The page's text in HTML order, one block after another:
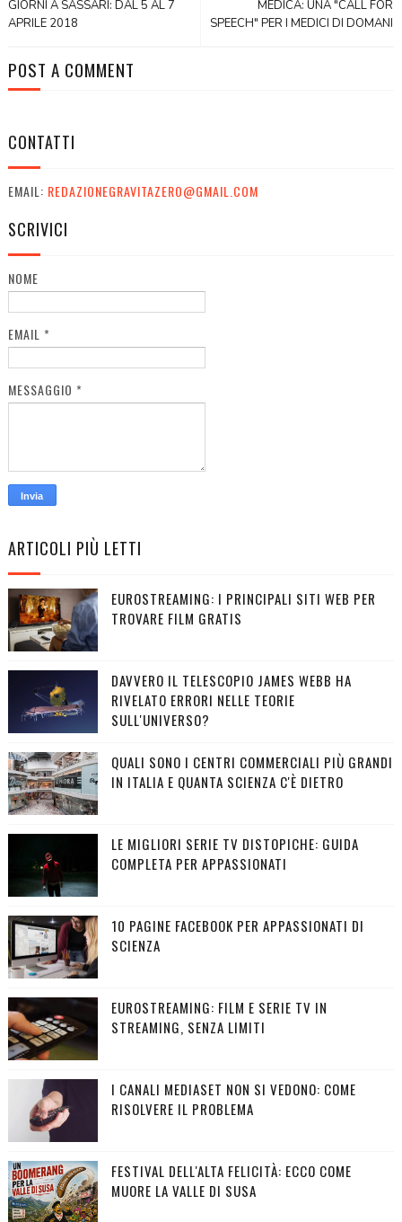
MEDICA: UNA "CALL FOR
SPEECH" PER I MEDICI DI DOMANI
GIORNI A SASSARI: DAL 5 AL 7
APRILE 2018
POST A COMMENT
CONTATTI
EMAIL: REDAZIONEGRAVITAZERO@GMAIL.COM
SCRIVICI
NOME
EMAIL *
MESSAGGIO *
ARTICOLI PIÙ LETTI
EUROSTREAMING: I PRINCIPALI SITI WEB PER
TROVARE FILM GRATIS
DAVVERO IL TELESCOPIO JAMES WEBB HA
RIVELATO ERRORI NELLE TEORIE
SULL'UNIVERSO?
QUALI SONO I CENTRI COMMERCIALI PIÙ GRANDI
IN ITALIA E QUANTA SCIENZA C'È DIETRO
LE MIGLIORI SERIE TV DISTOPICHE: GUIDA
COMPLETA PER APPASSIONATI
10 PAGINE FACEBOOK PER APPASSIONATI DI
SCIENZA
EUROSTREAMING: FILM E SERIE TV IN
STREAMING, SENZA LIMITI
I CANALI MEDIASET NON SI VEDONO: COME
RISOLVERE IL PROBLEMA
FESTIVAL DELL'ALTA FELICITÀ: ECCO COME
MUORE LA VALLE DI SUSA